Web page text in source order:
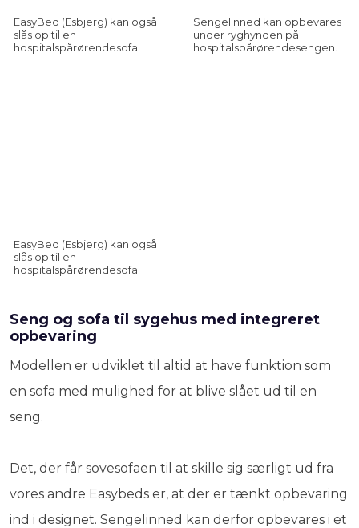
EasyBed (Esbjerg) kan også
slås op til en
hospitalspårørendesofa.
Sengelinned kan opbevares
under ryghynden på
hospitalspårørendesengen.
EasyBed (Esbjerg) kan også
slås op til en
hospitalspårørendesofa.
Seng og sofa til sygehus med integreret
opbevaring
Modellen er udviklet til altid at have funktion som
en sofa med mulighed for at blive slået ud til en
seng.
Det, der får sovesofaen til at skille sig særligt ud fra
vores andre Easybeds er, at der er tænkt opbevaring
ind i designet. Sengelinned kan derfor opbevares i et